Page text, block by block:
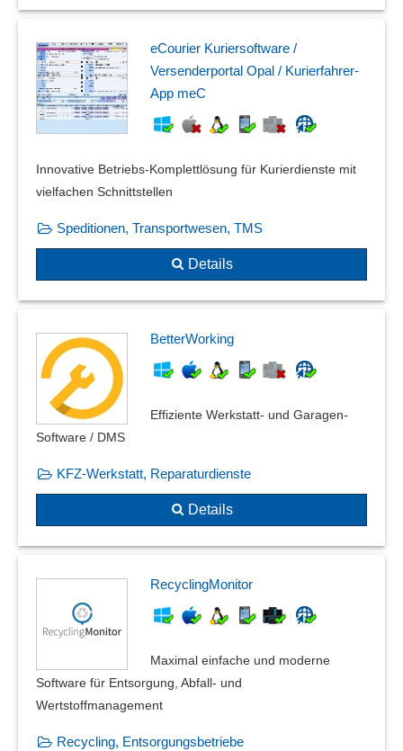
eCourier Kuriersoftware /
Versenderportal Opal / Kurierfahrer-
App meC
Innovative Betriebs-Komplettlösung für Kurierdienste mit
vielfachen Schnittstellen
Speditionen, Transportwesen, TMS
Details
BetterWorking
Effiziente Werkstatt- und Garagen-
Software / DMS
KFZ-Werkstatt, Reparaturdienste
Details
RecyclingMonitor
Maximal einfache und moderne
Software für Entsorgung, Abfall- und
Wertstoffmanagement
Recycling, Entsorgungsbetriebe